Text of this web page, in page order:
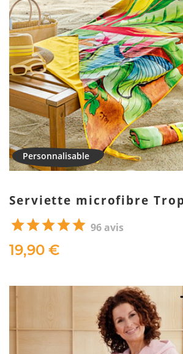
Serviette microfibre
96 avis
19,90 €